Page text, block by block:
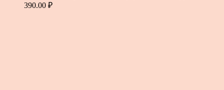
390.00 ₽